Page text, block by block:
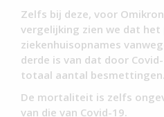
Zelfs bij deze, voor
vergelijking zien we dat het
ziekenhuisopnames
derde is van dat door
totaal aantal besmettingen.
De mortaliteit is zelfs
van die van Covid-19.